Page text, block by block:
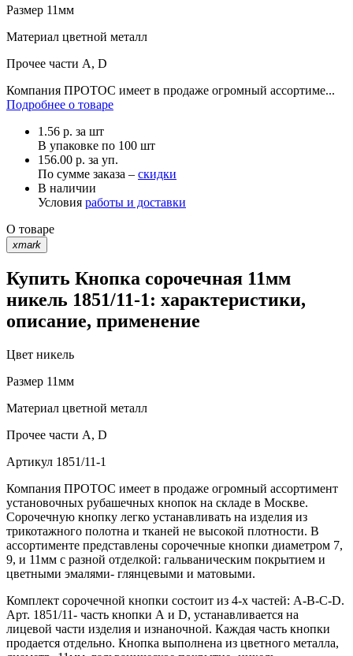
Размер 11мм
Материал цветной металл
Прочее части А, D
Компания ПРОТОС имеет в продаже огромный ассортиме...
Подробнее о товаре
1.56 р. за шт
В упаковке по 100 шт
156.00 р. за уп.
По сумме заказа – скидки
В наличии
Условия работы и доставки
О товаре
xmark
Купить Кнопка сорочечная 11мм
никель 1851/11-1: характеристики,
описание, применение
Цвет никель
Размер 11мм
Материал цветной металл
Прочее части А, D
Артикул 1851/11-1
Компания ПРОТОС имеет в продаже огромный ассортимент
установочных рубашечных кнопок на складе в Москве.
Сорочечную кнопку легко устанавливать на изделия из
трикотажного полотна и тканей не высокой плотности. В
ассортименте представлены сорочечные кнопки диаметром 7,
9, и 11мм с разной отделкой: гальваническим покрытием и
цветными эмалями- глянцевыми и матовыми.
Комплект сорочечной кнопки состоит из 4-х частей: А-В-С-D.
Арт. 1851/11- часть кнопки А и D, устанавливается на
лицевой части изделия и изнаночной. Каждая часть кнопки
продается отдельно. Кнопка выполнена из цветного металла,